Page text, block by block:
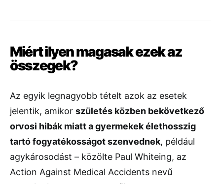
Miértilyenmagasakezekaz
összegek?
Az egyik legnagyobb tételt azok az esetek
jelentik, amikor születés közben bekövetkező
orvosi hibák miattagyermekekélethosszig
tartófogyatékosságotszenvednek, például
agykárosodást – közölte Paul Whiteing, az
Action Against Medical Accidents nevű